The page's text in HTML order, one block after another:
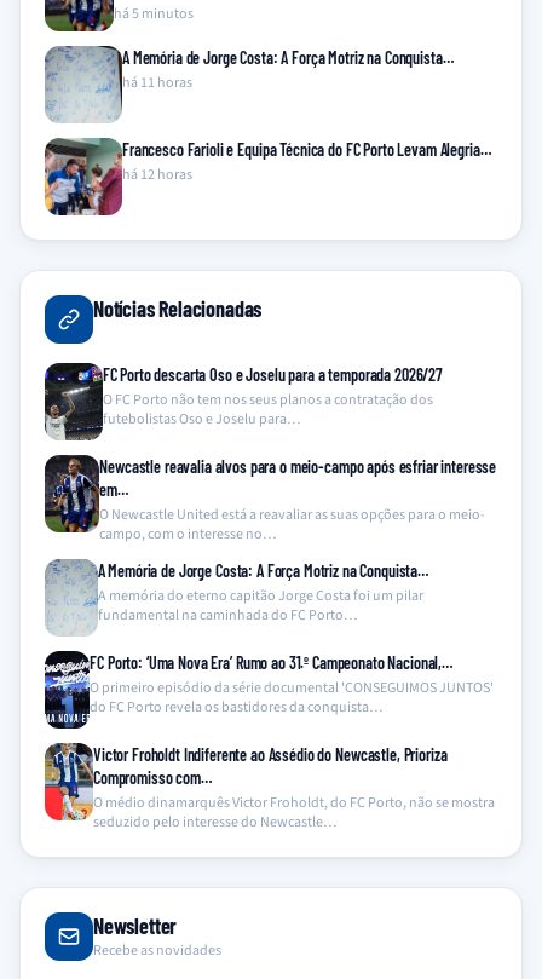
há 5 minutos
A Memória de Jorge Costa: A Força Motriz na Conquista…
há 11 horas
Francesco Farioli e Equipa Técnica do FC Porto Levam Alegria…
há 12 horas
Notícias Relacionadas
FC Porto descarta Oso e Joselu para a temporada 2026/27
O FC Porto não tem nos seus planos a contratação dos
futebolistas Oso e Joselu para…
Newcastle reavalia alvos para o meio-campo após esfriar interesse
em…
O Newcastle United está a reavaliar as suas opções para o meio-
campo, com o interesse no…
A Memória de Jorge Costa: A Força Motriz na Conquista…
A memória do eterno capitão Jorge Costa foi um pilar
fundamental na caminhada do FC Porto…
FC Porto: ‘Uma Nova Era’ Rumo ao 31.º Campeonato Nacional,…
O primeiro episódio da série documental 'CONSEGUIMOS JUNTOS'
do FC Porto revela os bastidores da conquista…
Victor Froholdt Indiferente ao Assédio do Newcastle, Prioriza
Compromisso com…
O médio dinamarquês Victor Froholdt, do FC Porto, não se mostra
seduzido pelo interesse do Newcastle…
Newsletter
Recebe as novidades